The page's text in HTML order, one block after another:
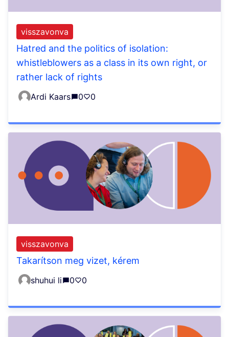
Hatred and the politics of isolation:
whistleblowers as a class in its own right, or
rather lack of rights
visszavonva
Ardi Kaars 0 0
Takarítson meg vizet, kérem
visszavonva
shuhui li 0 0